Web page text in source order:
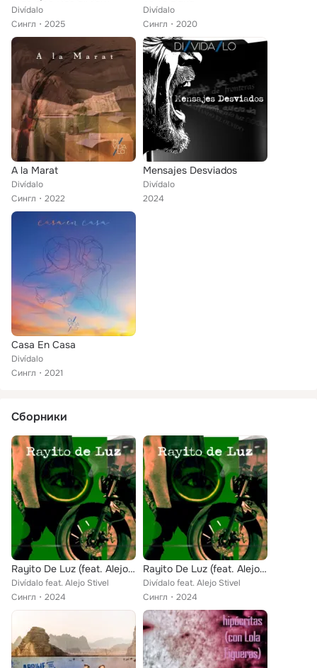
Divídalo
Сингл
2025
Divídalo
Сингл
2020
A la Marat
Divídalo
Сингл
2022
Mensajes Desviados
Divídalo
2024
Casa En Casa
Divídalo
Сингл
2021
Сборники
Rayito De Luz (feat. Alejo Stivel)
Divídalo feat. Alejo Stivel
Сингл
2024
Rayito De Luz (feat. Alejo Stivel)
Divídalo feat. Alejo Stivel
Сингл
2024